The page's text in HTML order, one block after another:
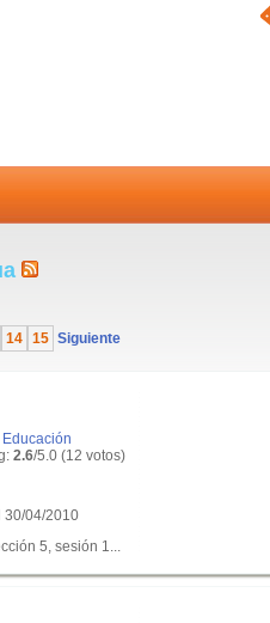
14 15 Siguiente
Educación
2.6/5.0 (12 votos)
30/04/2010
5, sesión 1...